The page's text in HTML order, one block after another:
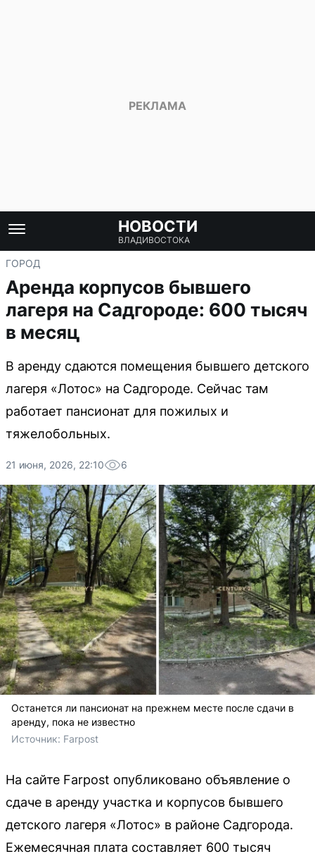
НОВОСТИ
ВЛАДИВОСТОКА
ГОРОД
Аренда корпусов бывшего
лагеря на Садгороде: 600 тысяч
в месяц
В аренду сдаются помещения бывшего детского
лагеря «Лотос» на Садгороде. Сейчас там
работает пансионат для пожилых и
тяжелобольных.
21 июня, 2026, 22:10 6
Останется ли пансионат на прежнем месте после сдачи в
аренду, пока не известно
Источник: Farpost
На сайте Farpost опубликовано объявление о
сдаче в аренду участка и корпусов бывшего
детского лагеря «Лотос» в районе Садгорода.
Ежемесячная плата составляет 600 тысяч